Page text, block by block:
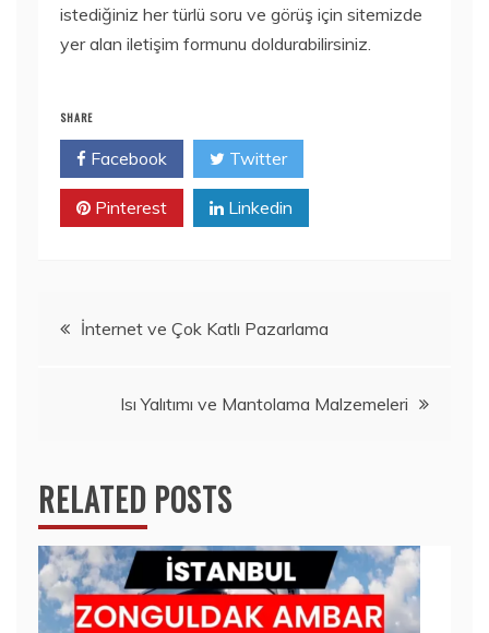
istediğiniz her türlü soru ve görüş için sitemizde
yer alan iletişim formunu doldurabilirsiniz.
SHARE
Facebook Twitter
Pinterest Linkedin
Yazıİnternet ve Çok Katlı Pazarlama
Isı Yalıtımı ve Mantolama Malzemeleri
RELATED POSTS